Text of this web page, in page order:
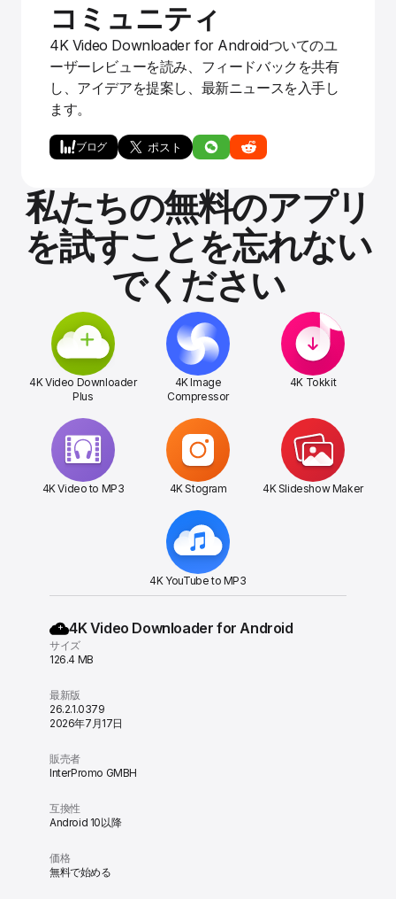
コミュニティ
4K Video Downloader for Androidついてのユ
ーザーレビューを読み、フィードバックを共有
し、アイデアを提案し、最新ニュースを入手し
ます。
ブログ
私たちの無料のアプリ
を試すことを忘れない
でください
4K Video Downloader
Plus
4K Image
Compressor
4K Tokkit
4K Video to MP3 4K Stogram 4K Slideshow Maker
4K YouTube to MP3
4K Video Downloader for Android
サイズ
126.4 MB
最新版
26.2.1.0379
2026年7月17日
販売者
InterPromo GMBH
互換性
Android 10以降
価格
無料で始める